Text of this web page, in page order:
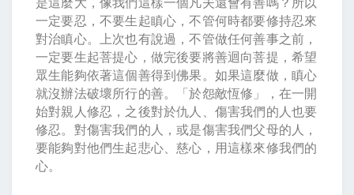
一定要忍，不要生起瞋心，不管何時都要修持忍來
對治瞋心。上次也有說過，不管做任何善事之前，
一定要生起菩提心，做完後要將善迴向菩提，希望
眾生能夠依著這個善得到佛果。如果這麼做，瞋心
就沒辦法破壞所行的善。「於怨敵恆修」，在一開
始對親人修忍，之後對於仇人、傷害我們的人也要
修忍。對傷害我們的人，或是傷害我們父母的人，
要能夠對他們生起悲心、慈心，用這樣來修我們的
心。